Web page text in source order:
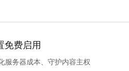
免费启用
服务器成本、守护内容主权